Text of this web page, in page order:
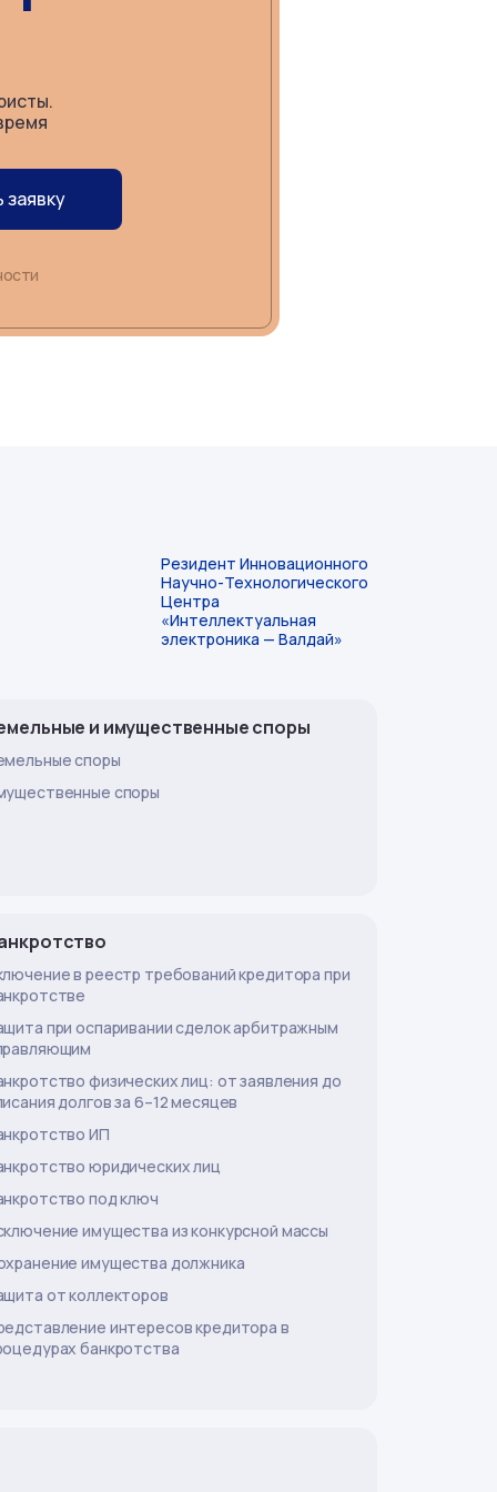
Резидент Инновационного
Научно-Технологического
Центра
«Интеллектуальная
электроника — Валдай»
и имущественные споры
споры
споры
в реестр требований кредитора при
при оспаривании сделок арбитражным
физических лиц: от заявления до
долгов за 6–12 месяцев
ИП
юридических лиц
под ключ
имущества из конкурсной массы
имущества должника
от коллекторов
интересов кредитора в
банкротства